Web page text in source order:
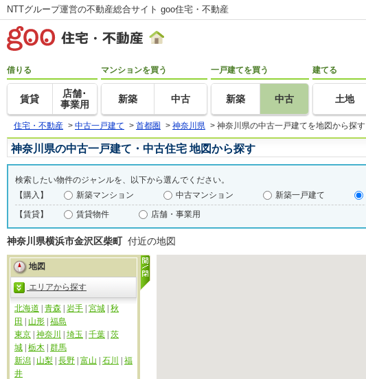
NTTグループ運営の不動産総合サイト goo住宅・不動産
借りる
賃貸
店舗･
事業用
マンションを買う
新築 中古
一戸建てを買う
新築 中古
建てる
土地
住宅・不動産 > 中古一戸建て > 首都圏 > 神奈川県 > 神奈川県の中古一戸建てを地図から探す
神奈川県の中古一戸建て・中古住宅 地図から探す
検索したい物件のジャンルを、以下から選んでください。
【購入】
新築マンション 中古マンション 新築一戸建て
【賃貸】
賃貸物件 店舗・事業用
神奈川県横浜市金沢区柴町付近の地図
地図
エリアから探す
北海道 青森 岩手 宮城 秋
田
山形 福島
東京 神奈川 埼玉 千葉 茨
城 栃木 群馬
新潟
山梨 長野 富山 石川
福
井